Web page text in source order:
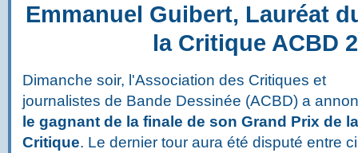
Emmanuel Guibert, Lauréat
la Critique ACBD
Dimanche soir, l'Association des Critiques et
journalistes de Bande Dessinée (ACBD) a
le gagnant de la finale de son Grand Prix de la
Critique. Le dernier tour aura été disputé entre